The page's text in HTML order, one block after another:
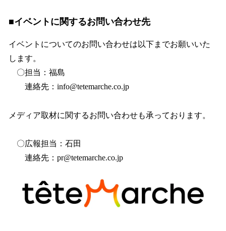
■イベントに関するお問い合わせ先
イベントについてのお問い合わせは以下までお願いいた
します。
〇担当：福島
連絡先：info@tetemarche.co.jp
メディア取材に関するお問い合わせも承っております。
〇広報担当：石田
連絡先：pr@tetemarche.co.jp